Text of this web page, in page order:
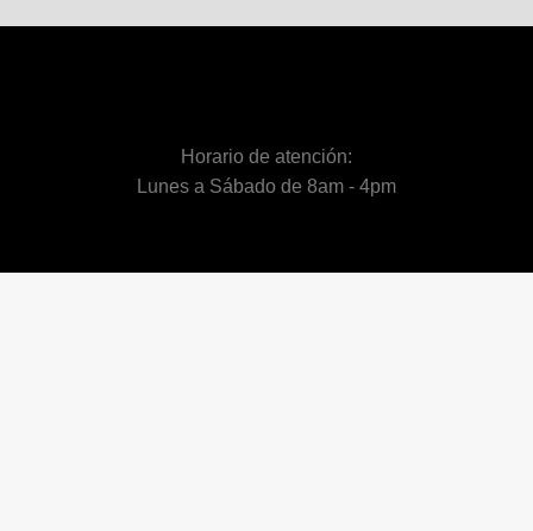
Horario de atención:
Lunes a Sábado de 8am - 4pm